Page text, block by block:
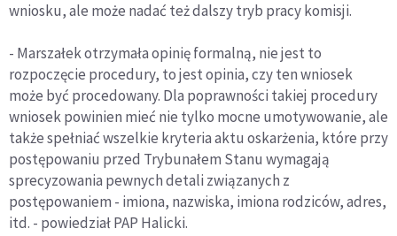
wniosku, ale może nadać też dalszy tryb pracy komisji.
- Marszałek otrzymała opinię formalną, nie jest to
rozpoczęcie procedury, to jest opinia, czy ten wniosek
może być procedowany. Dla poprawności takiej procedury
wniosek powinien mieć nie tylko mocne umotywowanie, ale
także spełniać wszelkie kryteria aktu oskarżenia, które przy
postępowaniu przed Trybunałem Stanu wymagają
sprecyzowania pewnych detali związanych z
postępowaniem - imiona, nazwiska, imiona rodziców, adres,
itd. - powiedział PAP Halicki.